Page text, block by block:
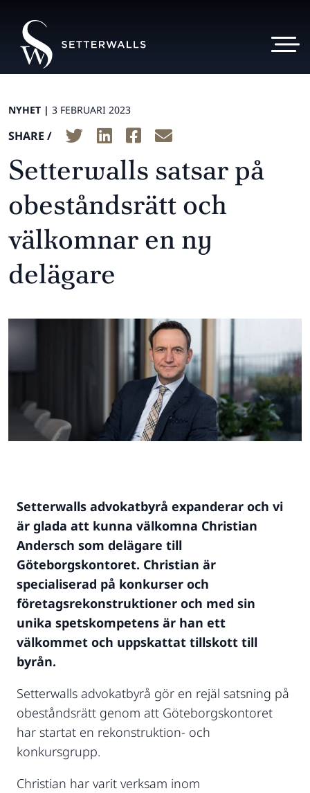
NYHET | 3 FEBRUARI 2023
SHARE /
Setterwalls satsar på
obeståndsrätt och
välkomnar en ny
delägare
Setterwalls advokatbyrå expanderar och vi
är glada att kunna välkomna Christian
Andersch som delägare till
Göteborgskontoret. Christian är
specialiserad på konkurser och
företagsrekonstruktioner och med sin
unika spetskompetens är han ett
välkommet och uppskattat tillskott till
byrån.
Setterwalls advokatbyrå gör en rejäl satsning på
obeståndsrätt genom att Göteborgskontoret
har startat en rekonstruktion- och
konkursgrupp.
Christian har varit verksam inom